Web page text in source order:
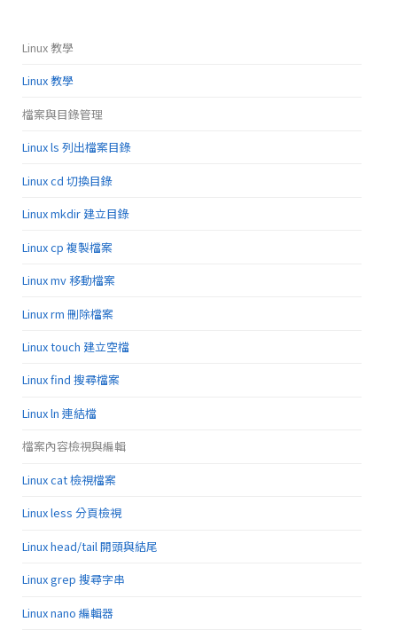
Linux 教學
Linux 教學
檔案與目錄管理
Linux ls 列出檔案目錄
Linux cd 切換目錄
Linux mkdir 建立目錄
Linux cp 複製檔案
Linux mv 移動檔案
Linux rm 刪除檔案
Linux touch 建立空檔
Linux find 搜尋檔案
Linux ln 連結檔
檔案內容檢視與編輯
Linux cat 檢視檔案
Linux less 分頁檢視
Linux head/tail 開頭與結尾
Linux grep 搜尋字串
Linux nano 編輯器